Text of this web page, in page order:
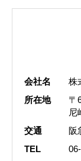
会社名
株
所在地
〒
尼
交通
阪
TEL